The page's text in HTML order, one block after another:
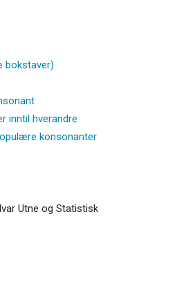
bokstaver)
inntil hverandre
konsonanter
Utne og Statistisk